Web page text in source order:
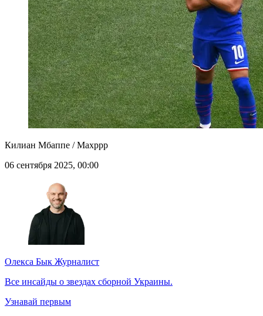
Килиан Мбаппе / Maxppp
06 сентября 2025, 00:00
Олекса Бык Журналист
Все инсайды о звездах сборной Украины.
Узнавай первым